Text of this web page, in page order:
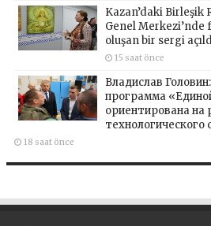
Kazan’daki Birleşik
Genel
oluşan bir sergi
15 saat önce
Владислав
программа
ориентирована на
18 saat önce